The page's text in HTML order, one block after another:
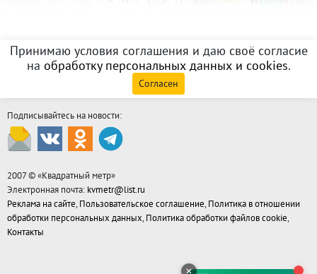
Принимаю условия соглашения и даю своё согласие
на обработку персональных данных и cookies.
Согласен
Подписывайтесь на новости:
2007 © «Квадратный метр»
Электронная почта: kvmetr@list.ru
Реклама на сайте, Пользовательское соглашение, Политика в отношении
обработки персональных данных, Политика обработки файлов cookie,
Контакты